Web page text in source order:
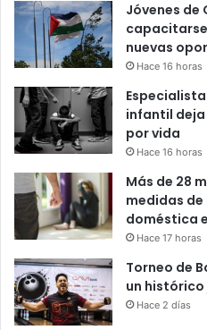
Jóvenes de
nuevas
Hace 16 horas
infantil deja
por vida
Hace 16 horas
Más de 28
medidas
doméstica
Hace 17 horas
Torneo de
un
Hace 2 días